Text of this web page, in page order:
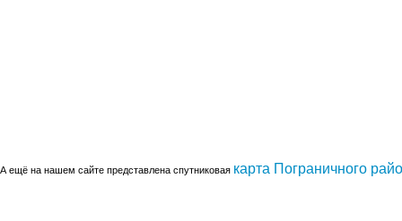
А ещё на нашем сайте представлена спутниковая карта Пограничного